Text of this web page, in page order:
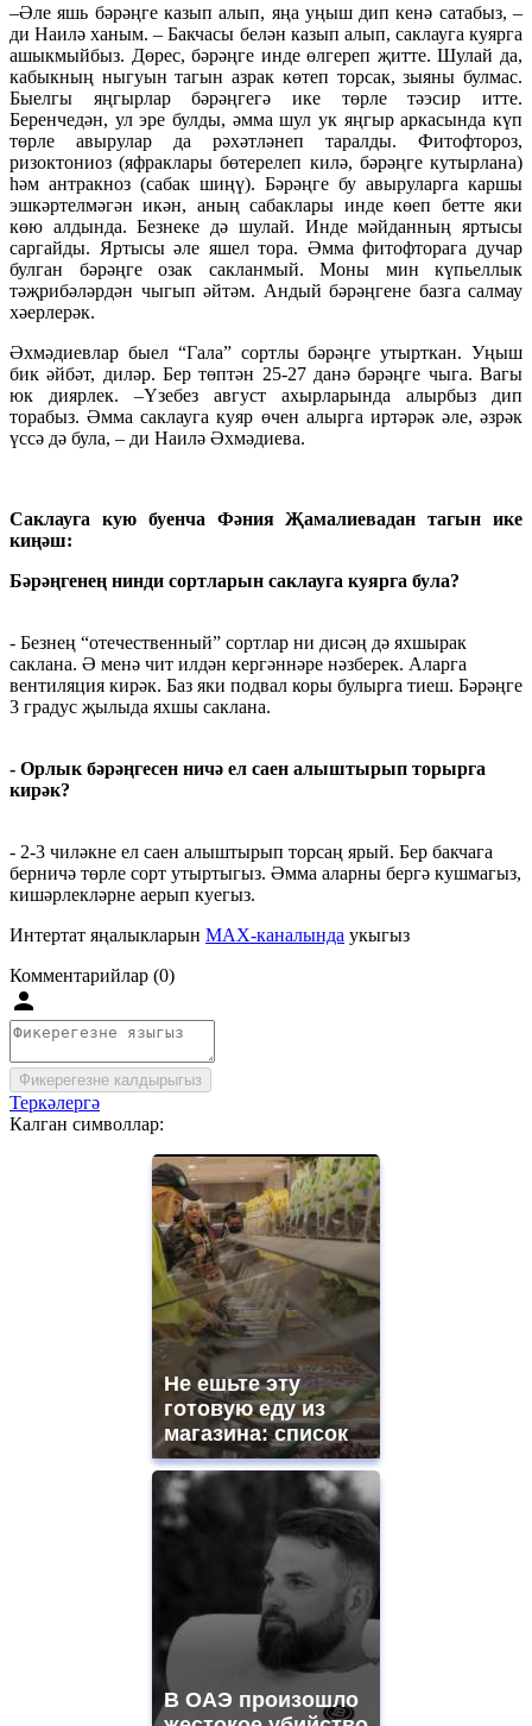
–Әле яшь бәрәңге казып алып, яңа уңыш дип кенә сатабыз, –
ди Наилә ханым. – Бакчасы белән казып алып, саклауга куярга
ашыкмыйбыз. Дөрес, бәрәңге инде өлгереп җитте. Шулай да,
кабыкның ныгуын тагын азрак көтеп торсак, зыяны булмас.
Быелгы яңгырлар бәрәңгегә ике төрле тәэсир итте.
Беренчедән, ул эре булды, әмма шул ук яңгыр аркасында күп
төрле авырулар да рәхәтләнеп таралды. Фитофтороз,
ризоктониоз (яфраклары бөтерелеп килә, бәрәңге кутырлана)
һәм антракноз (сабак шиңү). Бәрәңге бу авыруларга каршы
эшкәртелмәгән икән, аның сабаклары инде көеп бетте яки
көю алдында. Безнеке дә шулай. Инде мәйданның яртысы
саргайды. Яртысы әле яшел тора. Әмма фитофторага дучар
булган бәрәңге озак сакланмый. Моны мин күпьеллык
тәҗрибәләрдән чыгып әйтәм. Андый бәрәңгене базга салмау
хәерлерәк.
Әхмәдиевлар быел “Гала” сортлы бәрәңге утырткан. Уңыш
бик әйбәт, диләр. Бер төптән 25-27 данә бәрәңге чыга. Вагы
юк диярлек. –Үзебез август ахырларында алырбыз дип
торабыз. Әмма саклауга куяр өчен алырга иртәрәк әле, әзрәк
үссә дә була, – ди Наилә Әхмәдиева.
Саклауга кую буенча Фәния Җамалиевадан тагын ике
киңәш:
Бәрәңгенең нинди сортларын саклауга куярга була?
- Безнең “отечественный” сортлар ни дисәң дә яхшырак
саклана. Ә менә чит илдән кергәннәре нәзберек. Аларга
вентиляция кирәк. Баз яки подвал коры булырга тиеш. Бәрәңге
3 градус җылыда яхшы саклана.
- Орлык бәрәңгесен ничә ел саен алыштырып торырга
кирәк?
- 2-3 чиләкне ел саен алыштырып торсаң ярый. Бер бакчага
берничә төрле сорт утыртыгыз. Әмма аларны бергә кушмагыз,
кишәрлекләрне аерып куегыз.
Интертат яңалыкларын MAX-каналында укыгыз
Комментарийлар (0)
Фикерегезне калдырыгыз
Теркәлергә
Калган символлар:
Не ешьте эту
готовую еду из
магазина: список
В ОАЭ произошло